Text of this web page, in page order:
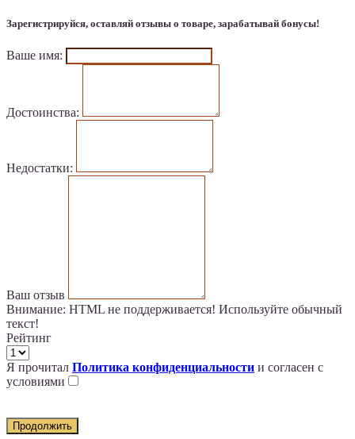
Зарегистрируйся, оставляй отзывы о товаре, зарабатывай бонусы!
Ваше имя:
Достоинства:
Недостатки:
Ваш отзыв
Внимание: HTML не поддерживается! Используйте обычный
текст!
Рейтинг
Я прочитал Политика конфиденциальности и согласен с
условиями
Продолжить